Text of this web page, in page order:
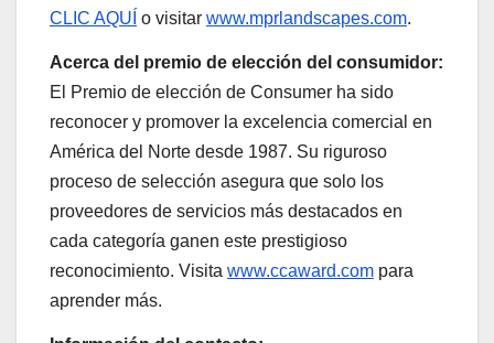
CLIC AQUÍ o visitar www.mprlandscapes.com.
Acerca del premio de elección del consumidor:
El Premio de elección de Consumer ha sido
reconocer y promover la excelencia comercial en
América del Norte desde 1987. Su riguroso
proceso de selección asegura que solo los
proveedores de servicios más destacados en
cada categoría ganen este prestigioso
reconocimiento. Visita www.ccaward.com para
aprender más.